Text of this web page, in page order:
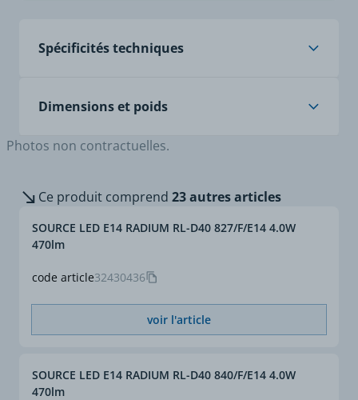
Spécificités techniques
Dimensions et poids
Poids article (Kg)
Longueur article (m) 0,205
Largeur article (m) 0,087
Photos non contractuelles.
Ce produit comprend 23 autres articles
code article32430436
SOURCE LED E14 RADIUM RL-D40 827/F/E14 4.0W
470lm
voir l'article
SOURCE LED E14 RADIUM RL-D40 840/F/E14 4.0W
470lm